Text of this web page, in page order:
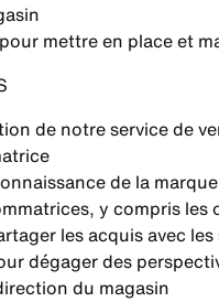
mettre en place et
de notre service de
de la
y compris les
les acquis avec
dégager des
du magasin